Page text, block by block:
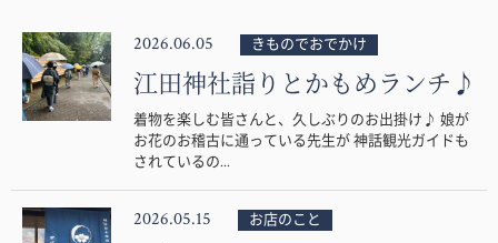
2026.06.05 きものでおでかけ
江田神社詣りとかもめランチ♪
着物を楽しむ皆さんと、久しぶりのお出掛け♪ 娘が
お花のお稽古に通っている先生が 神話観光ガイドも
されているの...
2026.05.15 お店のこと